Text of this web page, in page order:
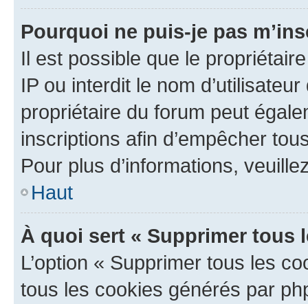
Pourquoi ne puis-je pas
Il est possible que le
IP ou interdit le nom
propriétaire du forum peut
inscriptions afin d’empêcher
Pour plus d’informations,
Haut
À quoi sert « Supprimer tous
L’option « Supprimer tous les
tous les cookies générés par